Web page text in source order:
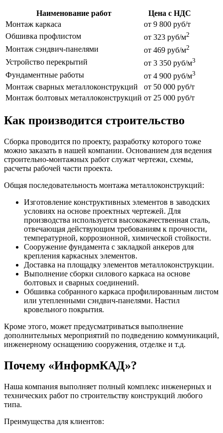
Наименование работ
Цена с НДС
Монтаж каркаса
от 9 800 руб/т
Обшивка профлистом
от 323 руб/м2
Монтаж сэндвич-панелями от 469 руб/м2
Устройство перекрытий от 3 350 руб/м3
Фундаментные работы от 4 900 руб/м3
Монтаж сварных металлоконструкций
от 50 000 руб/т
Монтаж болтовых металлоконструкций от 25 000 руб/т
Как производится строительство
Сборка проводится по проекту, разработку которого тоже
можно заказать в нашей компании. Основанием для ведения
строительно-монтажных работ служат чертежи, схемы,
расчеты рабочей части проекта.
Общая последовательность монтажа металлоконструкций:
Изготовление конструктивных элементов в заводских
условиях на основе проектных чертежей. Для
производства используется высококачественная сталь,
отвечающая действующим требованиям к прочности,
температурной, коррозионной, химической стойкости.
Сооружение фундамента с закладкой анкеров для
крепления каркасных элементов.
Доставка на площадку элементов металлоконструкции.
Выполнение сборки силового каркаса на основе
болтовых и сварных соединений.
Обшивка собранного каркаса профилированным листом
или утепленными сэндвич-панелями. Настил
кровельного покрытия.
Кроме этого, может предусматриваться выполнение
дополнительных мероприятий по подведению коммуникаций,
инженерному оснащению сооружения, отделке и т.д.
Почему «ИнформКАД»?
Наша компания выполняет полный комплекс инженерных и
технических работ по строительству конструкций любого
типа.
Преимущества для клиентов: